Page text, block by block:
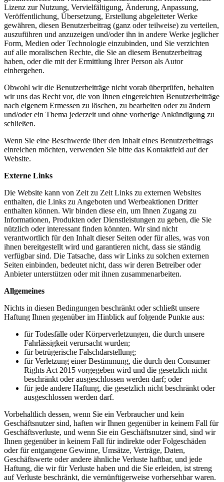
Lizenz zur Nutzung, Vervielfältigung, Änderung, Anpassung,
Veröffentlichung, Übersetzung, Erstellung abgeleiteter Werke
gewähren, diesen Benutzerbeitrag (ganz oder teilweise) zu verteilen,
auszuführen und anzuzeigen und/oder ihn in andere Werke jeglicher
Form, Medien oder Technologie einzubinden, und Sie verzichten
auf alle moralischen Rechte, die Sie an diesem Benutzerbeitrag
haben, oder die mit der Ermittlung Ihrer Person als Autor
einhergehen.
Obwohl wir die Benutzerbeiträge nicht vorab überprüfen, behalten
wir uns das Recht vor, die von Ihnen eingereichten Benutzerbeiträge
nach eigenem Ermessen zu löschen, zu bearbeiten oder zu ändern
und/oder ein Thema jederzeit und ohne vorherige Ankündigung zu
schließen.
Wenn Sie eine Beschwerde über den Inhalt eines Benutzerbeitrags
einreichen möchten, verwenden Sie bitte das Kontaktfeld auf der
Website.
Externe Links
Die Website kann von Zeit zu Zeit Links zu externen Websites
enthalten, die Links zu Angeboten und Werbeaktionen Dritter
enthalten können. Wir binden diese ein, um Ihnen Zugang zu
Informationen, Produkten oder Dienstleistungen zu geben, die Sie
nützlich oder interessant finden könnten. Wir sind nicht
verantwortlich für den Inhalt dieser Seiten oder für alles, was von
ihnen bereitgestellt wird und garantieren nicht, dass sie ständig
verfügbar sind. Die Tatsache, dass wir Links zu solchen externen
Seiten einbinden, bedeutet nicht, dass wir deren Betreiber oder
Anbieter unterstützen oder mit ihnen zusammenarbeiten.
Allgemeines
Nichts in diesen Bedingungen beschränkt oder schließt unsere
Haftung Ihnen gegenüber im Hinblick auf folgende Punkte aus:
für Todesfälle oder Körperverletzungen, die durch unsere
Fahrlässigkeit verursacht wurden;
für betrügerische Falschdarstellung;
für Verletzung einer Bestimmung, die durch den Consumer
Rights Act 2015 vorgegeben wird und die gesetzlich nicht
beschränkt oder ausgeschlossen werden darf; oder
für jede andere Haftung, die gesetzlich nicht beschränkt oder
ausgeschlossen werden darf.
Vorbehaltlich dessen, wenn Sie ein Verbraucher und kein
Geschäftsnutzer sind, haften wir Ihnen gegenüber in keinem Fall für
Geschäftsverluste, und wenn Sie ein Geschäftsnutzer sind, sind wir
Ihnen gegenüber in keinem Fall für indirekte oder Folgeschäden
oder für entgangene Gewinne, Umsätze, Verträge, Daten,
Geschäftswerte oder andere ähnliche Verluste haftbar, und jede
Haftung, die wir für Verluste haben und die Sie erleiden, ist streng
auf Verluste beschränkt, die vernünftigerweise vorhersehbar waren.